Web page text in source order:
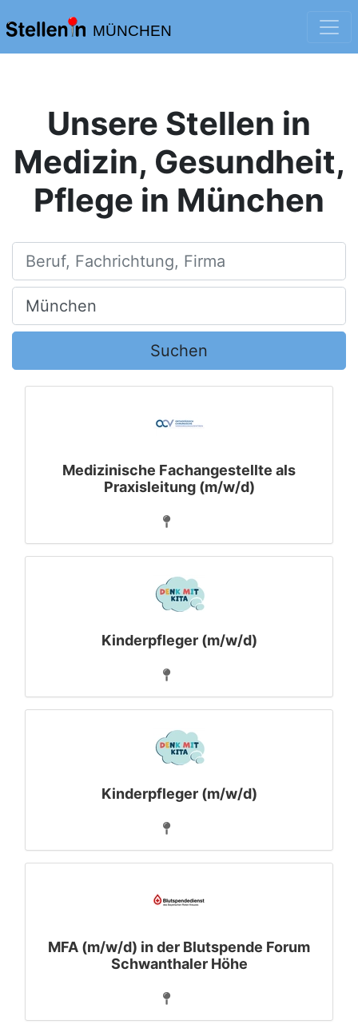
MÜNCHEN
Unsere Stellen in
Medizin, Gesundheit,
Pflege in München
Beruf, Fachrichtung, Firma
Ort, Stadt
Suchen
Medizinische Fachangestellte als
Praxisleitung (m/w/d)
Kinderpfleger (m/w/d)
Kinderpfleger (m/w/d)
MFA (m/w/d) in der Blutspende Forum
Schwanthaler Höhe